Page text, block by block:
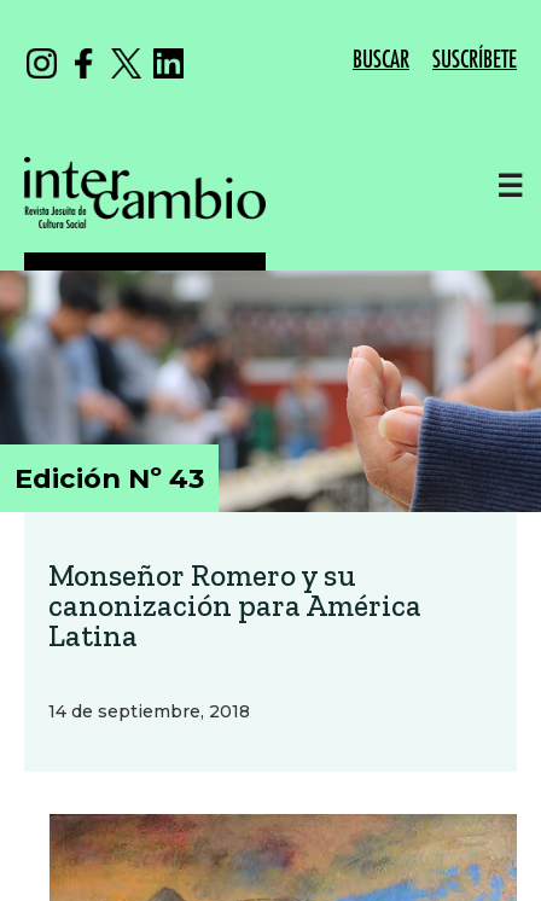
BUSCAR SUSCRÍBETE
☰
Edición Nº 43
Monseñor Romero y su
canonización para América
Latina
14 de septiembre, 2018